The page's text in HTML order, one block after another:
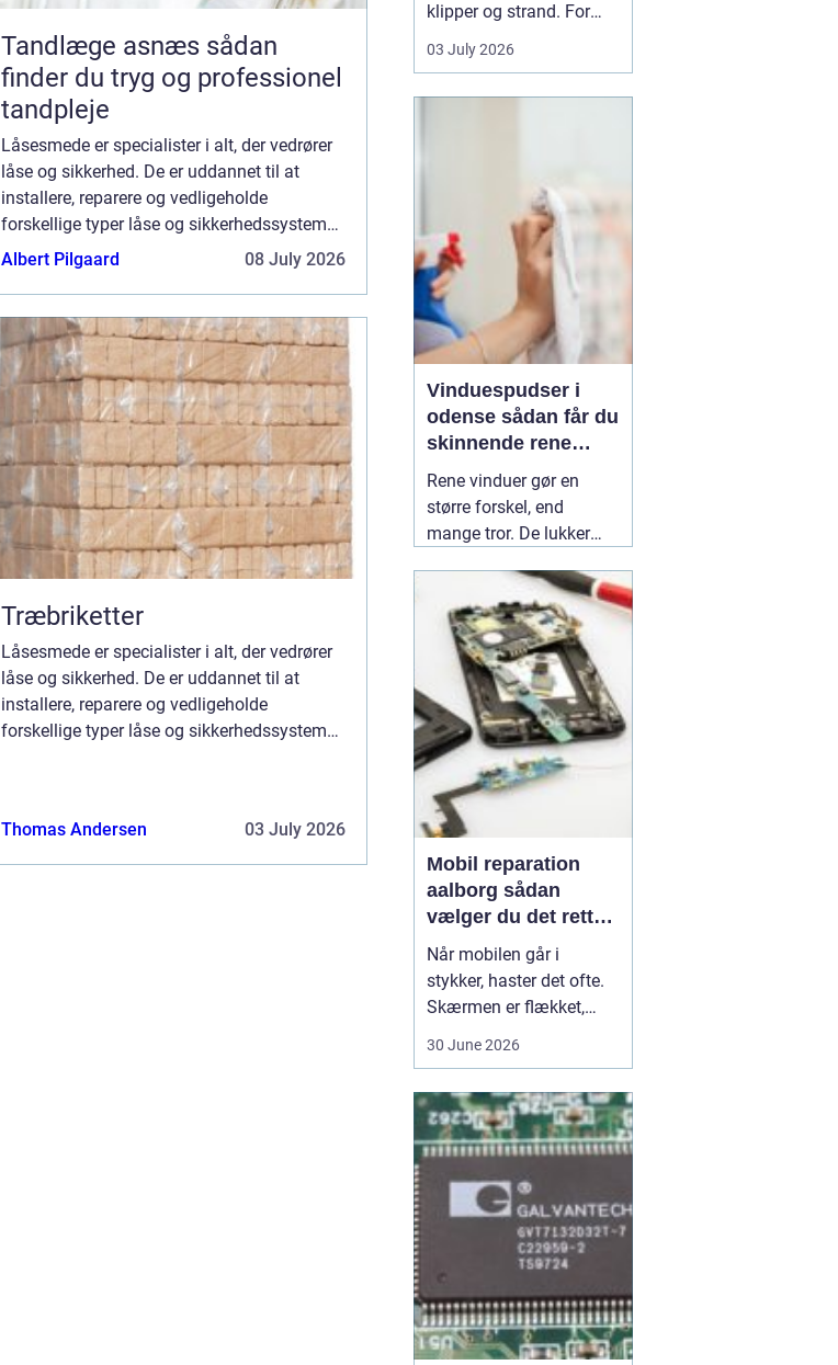
Tandlæge asnæs sådan
finder du tryg og professionel
tandpleje
Låsesmede er specialister i alt, der vedrører
låse og sikkerhed. De er uddannet til at
installere, reparere og vedligeholde
forskellige typer låse og sikkerhedssystemer,
herunder døre, vinduer, porte og garager. De
Albert Pilgaard 08 July 2026
Træbriketter
Låsesmede er specialister i alt, der vedrører
låse og sikkerhed. De er uddannet til at
installere, reparere og vedligeholde
forskellige typer låse og sikkerhedssystemer,
Thomas Andersen 03 July 2026
klipper og strand. For
mange er en stabil
internetforbindelse
sommerhuset eller driver
en mindre virksomhed...
03 July 2026
Vinduespudser i
odense sådan får du
skinnende rene
ruder året rundt
Rene vinduer gør en
større forskel, end
mange tror. De lukker
erhvervsbygninger til at
fremstå velholdte og
giver et bedre indeklima.
Flere boligejere og
virksomheder vælger
derfor at bruge en
professionel01 July
2026
Mobil reparation
aalborg sådan
vælger du det rette
værksted
Når mobilen går i
stykker, haster det ofte.
Skærmen er flækket,
Aalborg er der flere
værksteder at vælge
imellem, og det kan være
svært at gennemskue,
hvem der faktisk leverer
30 June 2026